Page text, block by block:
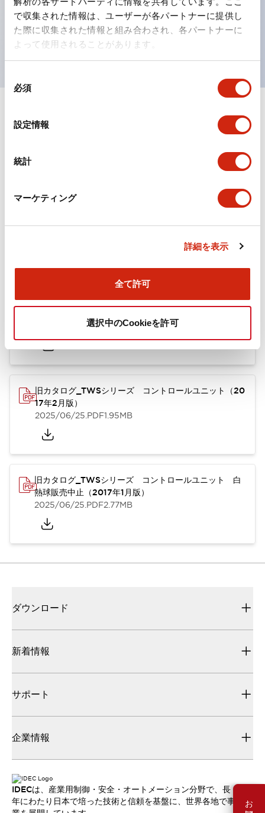
で収集された情報は、ユーザーが各パートナーに提供し
た際に収集された情報と組み合わされ、各パートナーに
よって使用されることがあります。
必須
設定情報
統計
マーケティング
詳細を表示
全て許可
選択中のCookieを許可
で色ごとに分かれていたLED球を、1色のLED球で各色
を表現できるようにしました。
UL、CSA、TÜV、CCC認証品。（一部機種は除く）
ドキュメントとファイル
カタログ
版）（日本語）
TWSシリーズ コントロールユニット（2025年6月
.PDF1.30MB
旧カタログ_TWSシリーズ コントロールユニット（20
17年2月版）
2025/06/25.PDF1.95MB
旧カタログ_TWSシリーズ コントロールユニット 白
熱球販売中止（2017年1月版）
2025/06/25.PDF2.77MB
ダウンロード
新着情報
サポート
企業情報
IDECは、産業用制御・安全・オートメーション分野で、長
年にわたり日本で培った技術と信頼を基盤に、世界各地で事